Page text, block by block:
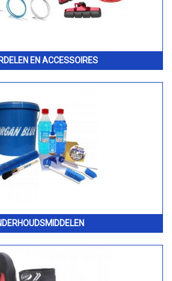
EN ACCESSOIRES